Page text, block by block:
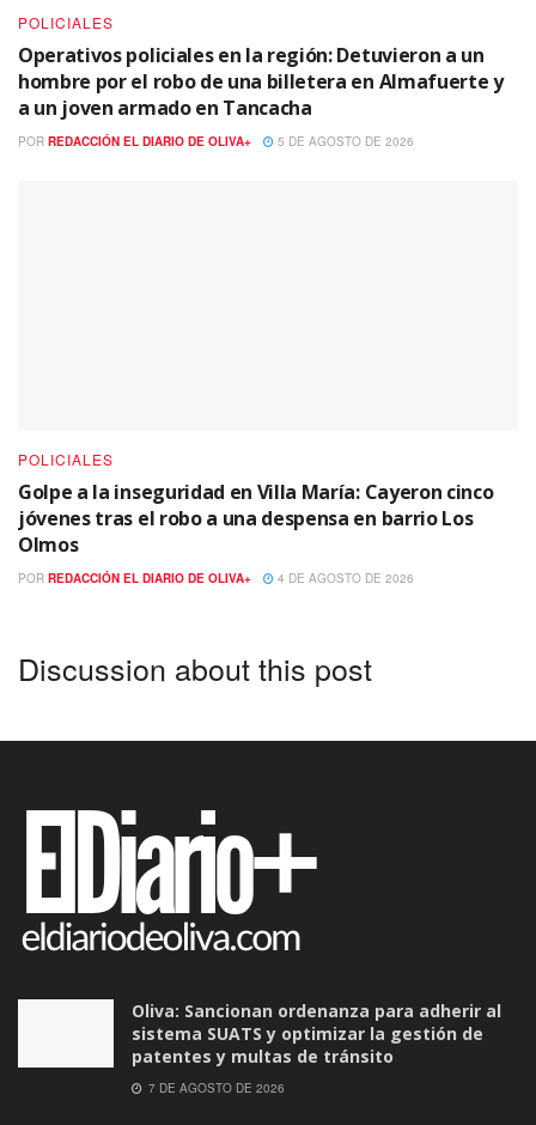
POLICIALES
Operativos policiales en la región: Detuvieron a un
hombre por el robo de una billetera en Almafuerte y
a un joven armado en Tancacha
POR REDACCIÓN EL DIARIO DE OLIVA+ 5 DE AGOSTO DE 2026
POLICIALES
Golpe a la inseguridad en Villa María: Cayeron cinco
jóvenes tras el robo a una despensa en barrio Los
Olmos
POR REDACCIÓN EL DIARIO DE OLIVA+ 4 DE AGOSTO DE 2026
Discussion about this post
Oliva: Sancionan ordenanza para adherir al
sistema SUATS y optimizar la gestión de
patentes y multas de tránsito
7 DE AGOSTO DE 2026